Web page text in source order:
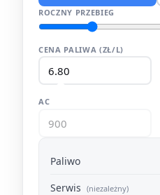
ROCZNY PRZEBIEG
CENA PALIWA (ZŁ/L)
AC
Paliwo
Serwis (niezależny)